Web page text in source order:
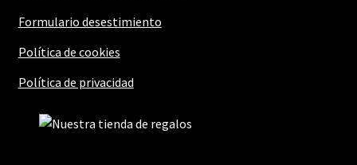
Formulario desestimiento
Política de cookies
Política de privacidad